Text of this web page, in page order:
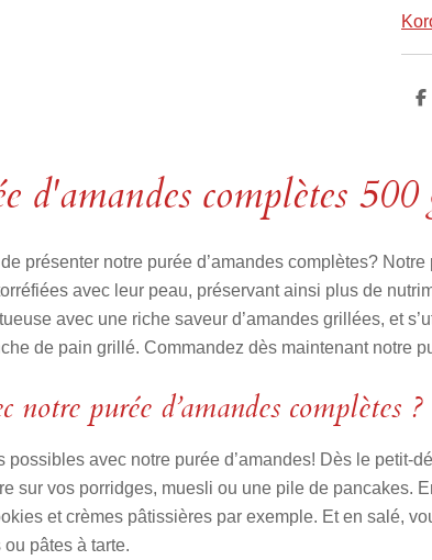
P
e
d'amandes complètes 500
présenter notre purée d’amandes complètes?
avec leur peau, préservant ainsi plus de
avec une riche saveur d’amandes grillées, et
de pain grillé. Commandez dès maintenant notre
notre purée d’amandes complètes ?
possibles avec notre purée d’amandes! Dès le
sur vos porridges, muesli ou une pile de pancakes.
et crèmes pâtissières par exemple. Et en salé,
pâtes à tarte.